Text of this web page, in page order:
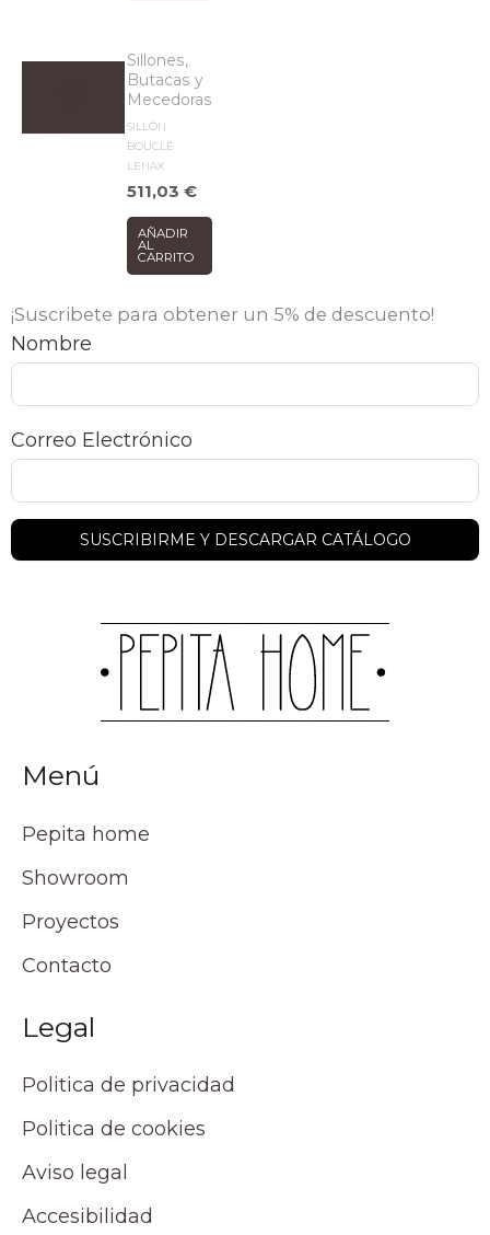
Sillones,
Butacas y
Mecedoras
SILLÓN
BOUCLÉ
LENAX
511,03€
AÑADIR
AL
CARRITO
¡Suscribete para obtener un 5% de descuento!
Nombre
Correo Electrónico
Menú
Pepita home
Showroom
Proyectos
Contacto
Legal
Politica de privacidad
Politica de cookies
Aviso legal
Accesibilidad